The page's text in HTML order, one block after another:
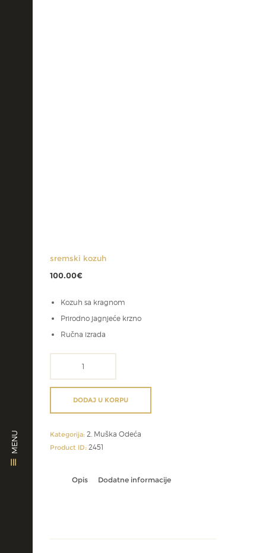
MENU
sremski kozuh
100.00€
Kozuh sa kragnom
Prirodno jagnjeće krzno
Ručna izrada
DODAJ U KORPU
Kategorija: 2. Muška Odeća
Product ID: 2451
Opis Dodatne informacije